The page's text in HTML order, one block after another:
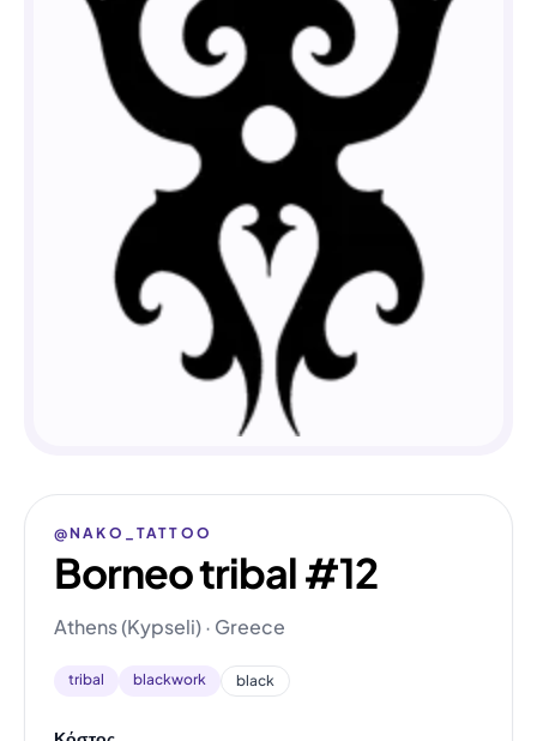
@NAKO_TATTOO
Borneo tribal #12
Athens (Kypseli) · Greece
tribal blackwork black